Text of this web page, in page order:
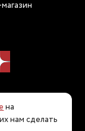
на
нам сделать